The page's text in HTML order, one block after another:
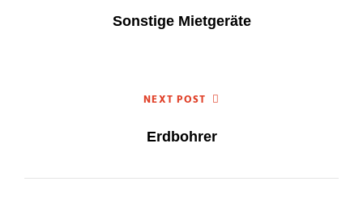
Sonstige Mietgeräte
NEXT POST
Erdbohrer